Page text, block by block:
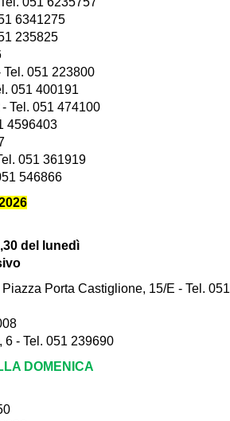
6341275
235825
Tel. 051 223800
051 400191
Tel. 051 474100
4596403
051 361919
546866
del lunedì
Porta Castiglione, 15/E - Tel. 051
- Tel. 051 239690
DOMENICA